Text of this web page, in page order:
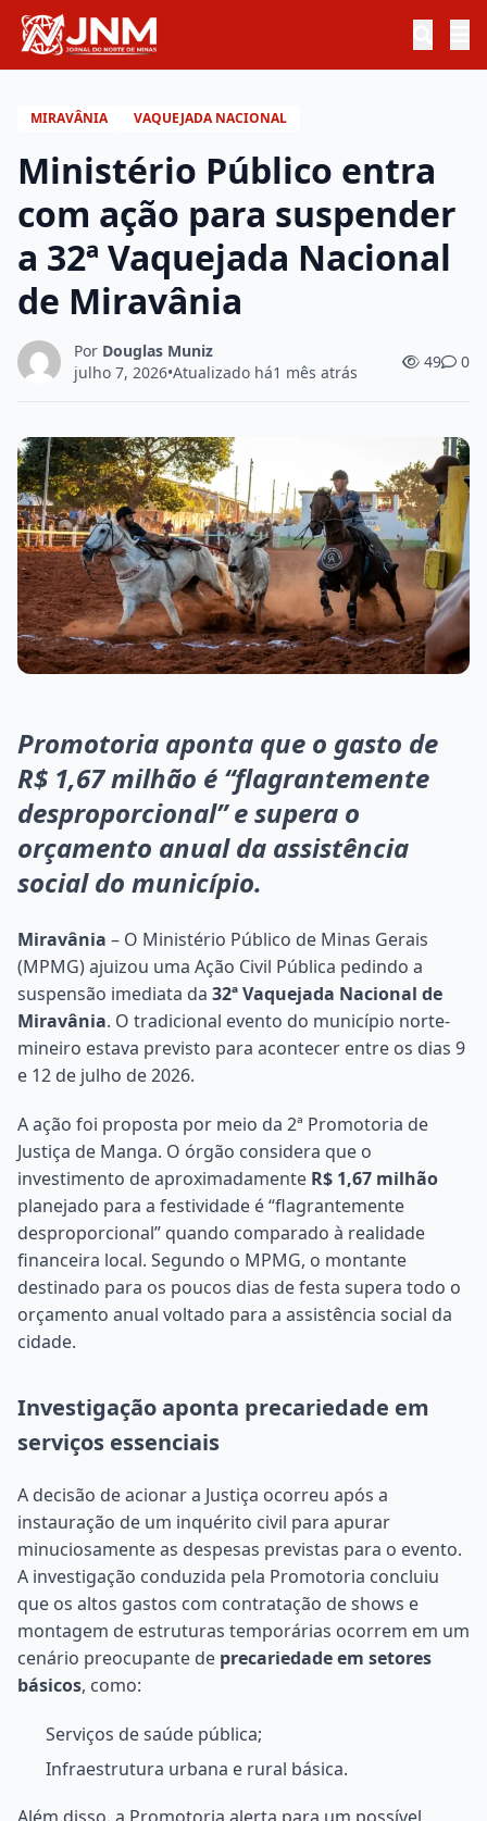
MIRAVÂNIA VAQUEJADA NACIONAL
Ministério Público entra
com ação para suspender
a 32ª Vaquejada Nacional
de Miravânia
Por Douglas Muniz
julho 7, 2026•Atualizado há1 mês atrás
49 0
Promotoria aponta que o gasto de
R$ 1,67 milhão é “flagrantemente
desproporcional” e supera o
orçamento anual da assistência
social do município.
Miravânia – O Ministério Público de Minas Gerais
(MPMG) ajuizou uma Ação Civil Pública pedindo a
suspensão imediata da 32ª Vaquejada Nacional de
Miravânia. O tradicional evento do município norte-
mineiro estava previsto para acontecer entre os dias 9
e 12 de julho de 2026.
A ação foi proposta por meio da 2ª Promotoria de
Justiça de Manga. O órgão considera que o
investimento de aproximadamente R$ 1,67 milhão
planejado para a festividade é “flagrantemente
desproporcional” quando comparado à realidade
financeira local. Segundo o MPMG, o montante
destinado para os poucos dias de festa supera todo o
orçamento anual voltado para a assistência social da
cidade.
Investigação aponta precariedade em
serviços essenciais
A decisão de acionar a Justiça ocorreu após a
instauração de um inquérito civil para apurar
minuciosamente as despesas previstas para o evento.
A investigação conduzida pela Promotoria concluiu
que os altos gastos com contratação de shows e
montagem de estruturas temporárias ocorrem em um
cenário preocupante de precariedade em setores
básicos, como:
Serviços de saúde pública;
Infraestrutura urbana e rural básica.